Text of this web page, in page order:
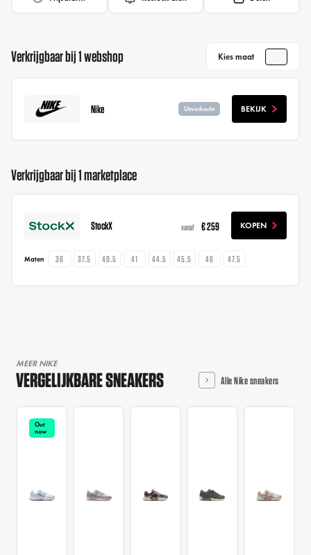
Verkrijgbaar bij 1 webshop Kies maat
Nike Uitverkocht BEKIJK
Verkrijgbaar bij 1 marketplace
StockX vanaf € 259 KOPEN
Maten 36 37.5 40.5 41 44.5 45.5 46 47.5
MEER NIKE
VERGELIJKBARE SNEAKERS Alle Nike sneakers
Out
now